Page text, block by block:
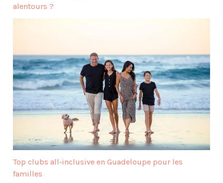
alentours ?
Top clubs all‑inclusive en Guadeloupe pour les
familles